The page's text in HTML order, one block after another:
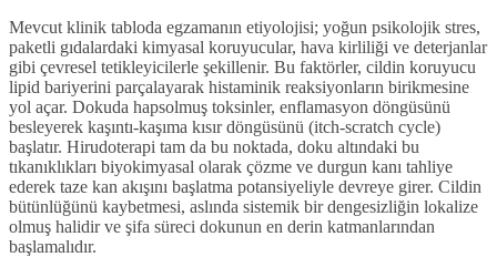
Mevcut klinik tabloda egzamanın etiyolojisi; yoğun psikolojik stres,
paketli gıdalardaki kimyasal koruyucular, hava kirliliği ve deterjanlar
gibi çevresel tetikleyicilerle şekillenir. Bu faktörler, cildin koruyucu
lipid bariyerini parçalayarak histaminik reaksiyonların birikmesine
yol açar. Dokuda hapsolmuş toksinler, enflamasyon döngüsünü
besleyerek kaşıntı-kaşıma kısır döngüsünü (itch-scratch cycle)
başlatır. Hirudoterapi tam da bu noktada, doku altındaki bu
tıkanıklıkları biyokimyasal olarak çözme ve durgun kanı tahliye
ederek taze kan akışını başlatma potansiyeliyle devreye girer. Cildin
bütünlüğünü kaybetmesi, aslında sistemik bir dengesizliğin lokalize
olmuş halidir ve şifa süreci dokunun en derin katmanlarından
başlamalıdır.